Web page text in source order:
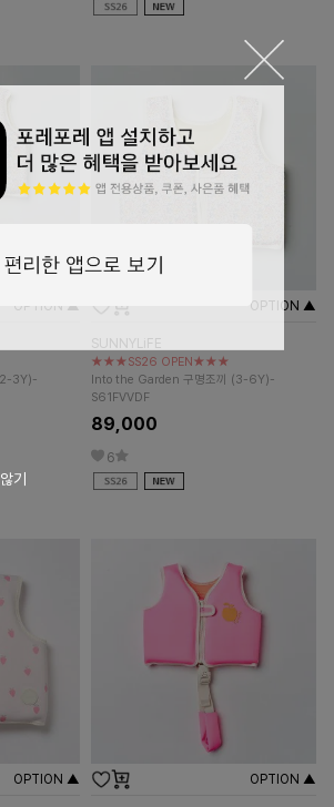
OPTION ▲
3Y)-
OPTION ▲
SUNNYLiFE
★★★SS26 OPEN★★★
Into the Garden 구명조끼 (3-6Y)-
S61FVVDF
89,000
6
OPTION ▲ OPTION ▲
기